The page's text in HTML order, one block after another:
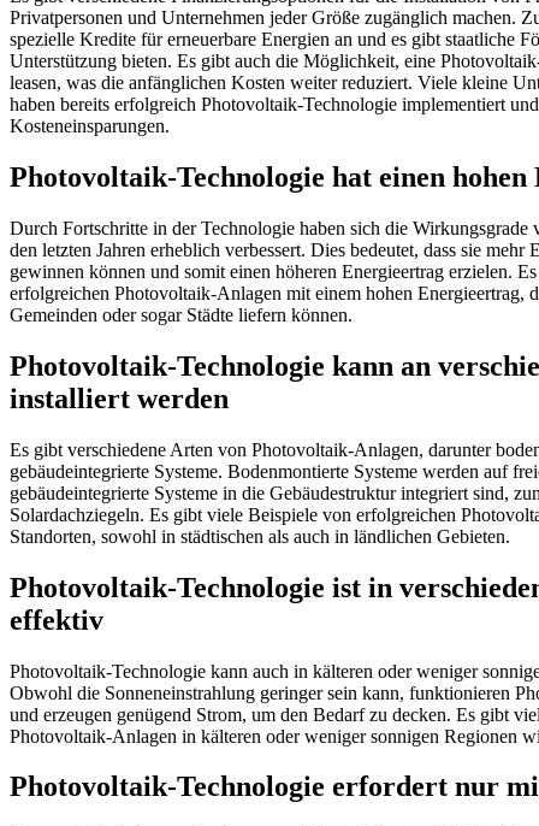
Privatpersonen und Unternehmen jeder Größe zugänglich machen.
spezielle Kredite für erneuerbare Energien an und es gibt staatliche
Unterstützung bieten. Es gibt auch die Möglichkeit, eine
leasen, was die anfänglichen Kosten weiter reduziert. Viele kleine
haben bereits erfolgreich Photovoltaik-Technologie implementiert
Kosteneinsparungen.
Photovoltaik-Technologie hat einen
Durch Fortschritte in der Technologie haben sich die
den letzten Jahren erheblich verbessert. Dies bedeutet, dass sie mehr
gewinnen können und somit einen höheren Energieertrag erzielen.
erfolgreichen Photovoltaik-Anlagen mit einem hohen Energieertrag,
Gemeinden oder sogar Städte liefern können.
Photovoltaik-Technologie kann an
installiert werden
Es gibt verschiedene Arten von Photovoltaik-Anlagen, darunter
gebäudeintegrierte Systeme. Bodenmontierte Systeme werden auf
gebäudeintegrierte Systeme in die Gebäudestruktur integriert sind,
Solardachziegeln. Es gibt viele Beispiele von erfolgreichen
Standorten, sowohl in städtischen als auch in ländlichen Gebieten.
Photovoltaik-Technologie ist in
effektiv
Photovoltaik-Technologie kann auch in kälteren oder weniger
Obwohl die Sonneneinstrahlung geringer sein kann, funktionieren
und erzeugen genügend Strom, um den Bedarf zu decken. Es gibt
Photovoltaik-Anlagen in kälteren oder weniger sonnigen Regionen
Photovoltaik-Technologie erfordert nur